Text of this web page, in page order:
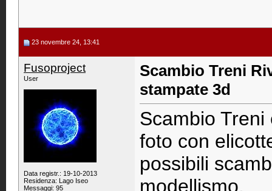
23 novembre 24, 13:41
Fusoproject
User
Data registr.: 19-10-2013
Residenza: Lago Iseo
Messaggi: 95
Scambio Treni
stampate 3d
Scambio
foto con
possibili
modellismo.